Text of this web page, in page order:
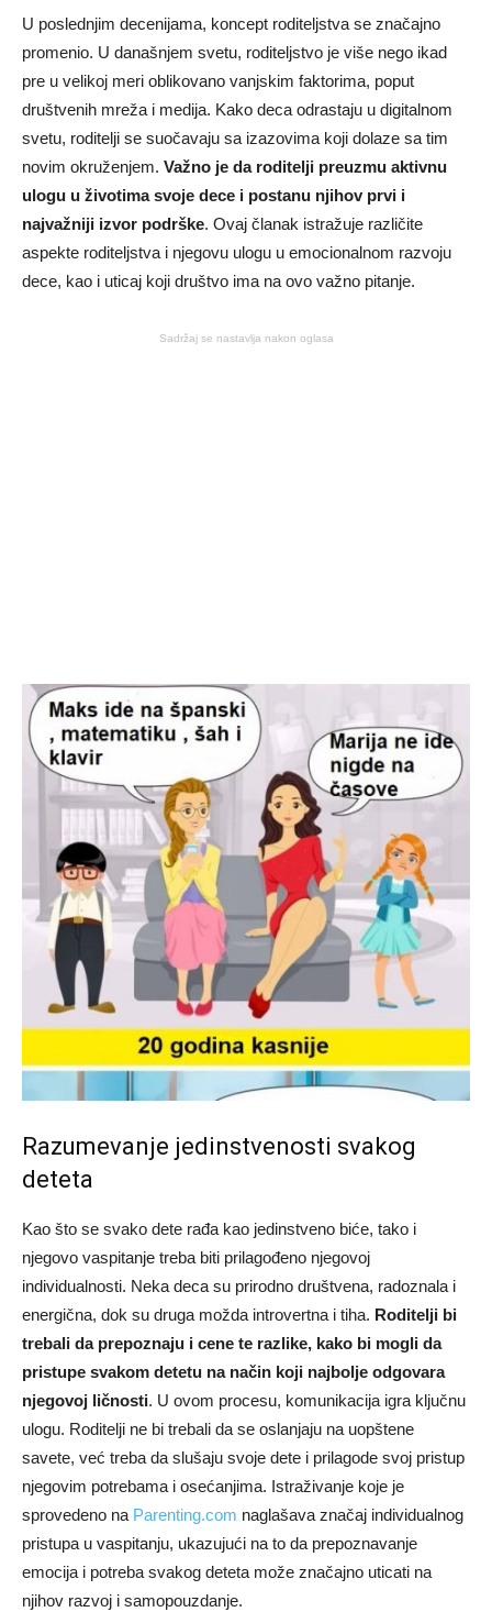
U poslednjim decenijama, koncept roditeljstva se značajno
promenio. U današnjem svetu, roditeljstvo je više nego ikad
pre u velikoj meri oblikovano vanjskim faktorima, poput
društvenih mreža i medija. Kako deca odrastaju u digitalnom
svetu, roditelji se suočavaju sa izazovima koji dolaze sa tim
novim okruženjem. Važno je da roditelji preuzmu aktivnu
ulogu u životima svoje dece i postanu njihov prvi i
najvažniji izvor podrške. Ovaj članak istražuje različite
aspekte roditeljstva i njegovu ulogu u emocionalnom razvoju
dece, kao i uticaj koji društvo ima na ovo važno pitanje.
Sadržaj se nastavlja nakon oglasa
Razumevanje jedinstvenosti svakog
deteta
Kao što se svako dete rađa kao jedinstveno biće, tako i
njegovo vaspitanje treba biti prilagođeno njegovoj
individualnosti. Neka deca su prirodno društvena, radoznala i
energična, dok su druga možda introvertna i tiha. Roditelji bi
trebali da prepoznaju i cene te razlike, kako bi mogli da
pristupe svakom detetu na način koji najbolje odgovara
njegovoj ličnosti. U ovom procesu, komunikacija igra ključnu
ulogu. Roditelji ne bi trebali da se oslanjaju na uopštene
savete, već treba da slušaju svoje dete i prilagode svoj pristup
njegovim potrebama i osećanjima. Istraživanje koje je
sprovedeno na Parenting.com naglašava značaj individualnog
pristupa u vaspitanju, ukazujući na to da prepoznavanje
emocija i potreba svakog deteta može značajno uticati na
njihov razvoj i samopouzdanje.